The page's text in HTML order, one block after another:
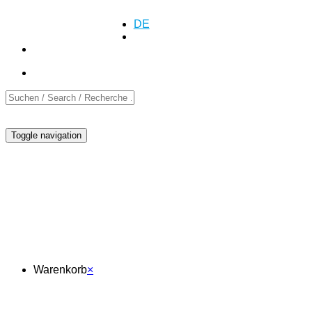
Anfrage
DE
Toggle navigation
Warenkorb×